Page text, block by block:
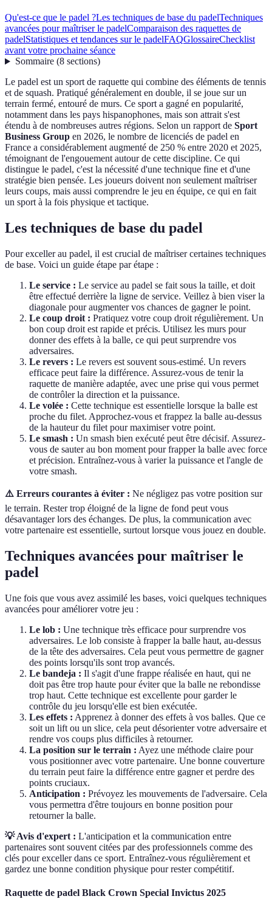
Qu'est-ce que le padel ?Les techniques de base du padelTechniques
avancées pour maîtriser le padelComparaison des raquettes de
padelStatistiques et tendances sur le padelFAQGlossaireChecklist
avant votre prochaine séance
Sommaire(8 sections)
Le padel est un sport de raquette qui combine des éléments de tennis
et de squash. Pratiqué généralement en double, il se joue sur un
terrain fermé, entouré de murs. Ce sport a gagné en popularité,
notamment dans les pays hispanophones, mais son attrait s'est
étendu à de nombreuses autres régions. Selon un rapport de Sport
Business Group en 2026, le nombre de licenciés de padel en
France a considérablement augmenté de 250 % entre 2020 et 2025,
témoignant de l'engouement autour de cette discipline. Ce qui
distingue le padel, c'est la nécessité d'une technique fine et d'une
stratégie bien pensée. Les joueurs doivent non seulement maîtriser
leurs coups, mais aussi comprendre le jeu en équipe, ce qui en fait
un sport à la fois physique et tactique.
Les techniques de base du padel
Pour exceller au padel, il est crucial de maîtriser certaines techniques
de base. Voici un guide étape par étape :
Le service : Le service au padel se fait sous la taille, et doit
être effectué derrière la ligne de service. Veillez à bien viser la
diagonale pour augmenter vos chances de gagner le point.
Le coup droit : Pratiquez votre coup droit régulièrement. Un
bon coup droit est rapide et précis. Utilisez les murs pour
donner des effets à la balle, ce qui peut surprendre vos
adversaires.
Le revers : Le revers est souvent sous-estimé. Un revers
efficace peut faire la différence. Assurez-vous de tenir la
raquette de manière adaptée, avec une prise qui vous permet
de contrôler la direction et la puissance.
Le volée : Cette technique est essentielle lorsque la balle est
proche du filet. Approchez-vous et frappez la balle au-dessus
de la hauteur du filet pour maximiser votre point.
Le smash : Un smash bien exécuté peut être décisif. Assurez-
vous de sauter au bon moment pour frapper la balle avec force
et précision. Entraînez-vous à varier la puissance et l'angle de
votre smash.
⚠️ Erreurs courantes à éviter : Ne négligez pas votre position sur
le terrain. Rester trop éloigné de la ligne de fond peut vous
désavantager lors des échanges. De plus, la communication avec
votre partenaire est essentielle, surtout lorsque vous jouez en double.
Techniques avancées pour maîtriser le
padel
Une fois que vous avez assimilé les bases, voici quelques techniques
avancées pour améliorer votre jeu :
Le lob : Une technique très efficace pour surprendre vos
adversaires. Le lob consiste à frapper la balle haut, au-dessus
de la tête des adversaires. Cela peut vous permettre de gagner
des points lorsqu'ils sont trop avancés.
Le bandeja : Il s'agit d'une frappe réalisée en haut, qui ne
doit pas être trop haute pour éviter que la balle ne rebondisse
trop haut. Cette technique est excellente pour garder le
contrôle du jeu lorsqu'elle est bien exécutée.
Les effets : Apprenez à donner des effets à vos balles. Que ce
soit un lift ou un slice, cela peut désorienter votre adversaire et
rendre vos coups plus difficiles à retourner.
La position sur le terrain : Ayez une méthode claire pour
vous positionner avec votre partenaire. Une bonne couverture
du terrain peut faire la différence entre gagner et perdre des
points cruciaux.
Anticipation : Prévoyez les mouvements de l'adversaire. Cela
vous permettra d'être toujours en bonne position pour
retourner la balle.
💡 Avis d'expert : L'anticipation et la communication entre
partenaires sont souvent citées par des professionnels comme des
clés pour exceller dans ce sport. Entraînez-vous régulièrement et
gardez une bonne condition physique pour rester compétitif.
Raquette de padel Black Crown Special Invictus 2025